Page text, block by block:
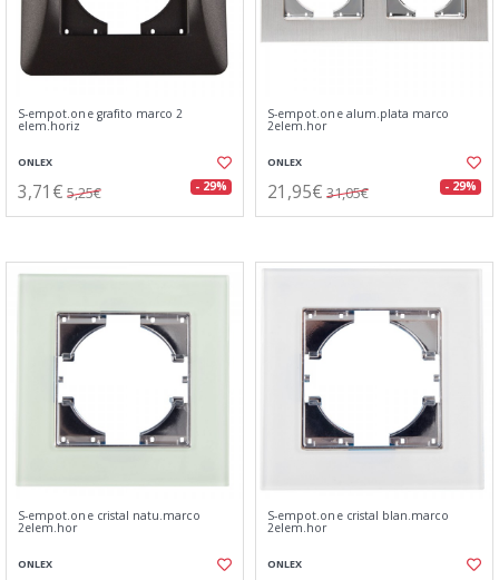
S-empot.one grafito marco 2
elem.horiz
ONLEX
3,71€ 5,25€ - 29%
S-empot.one alum.plata marco
2elem.hor
ONLEX
21,95€ 31,05€ - 29%
S-empot.one cristal natu.marco
2elem.hor
ONLEX
S-empot.one cristal blan.marco
2elem.hor
ONLEX